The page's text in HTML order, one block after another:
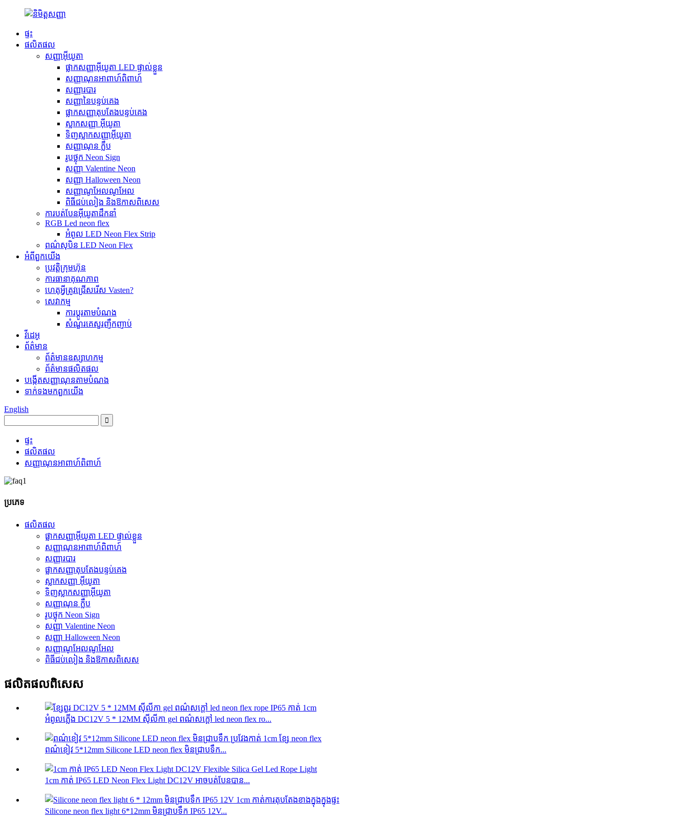
ផ្ទះ
ផលិតផល
សញ្ញាអ៊ីយូតា
ផ្លាកសញ្ញាអ៊ីយូតា LED ផ្ទាល់ខ្លួន
សញ្ញាណុនអាពាហ៍ពិពាហ៍
សញ្ញារបារ
សញ្ញានៃបន្ទប់គេង
ផ្លាកសញ្ញាតុបតែងបន្ទប់គេង
ស្លាកសញ្ញា អ៊ីយូតា
ទិញស្លាកសញ្ញាអ៊ីយូតា
សញ្ញាណុន ក្លឹប
រូបថ្លុក Neon Sign
សញ្ញា Valentine Neon
សញ្ញា Halloween Neon
សញ្ញាណូអែលណូអែល
ពិធីជប់លៀង និងឱកាសពិសេស
ការបត់បែនអ៊ីយូតាដឹកនាំ
RGB Led neon flex
អំពូល LED Neon Flex Strip
ពណ៌សុបិន LED Neon Flex
អំពី​ពួក​យើង
ប្រវត្តិ​ក្រុមហ៊ុន
ការធានា​គុណភាព
ហេតុអ្វីត្រូវជ្រើសរើស Vasten?
សេវាកម្ម
ការប្ដូរតាមបំណង
សំណួរគេសួរញឹកញាប់
វីដេអូ
ព័ត៌មាន
ព័ត៌មានឧស្សាហកម្ម
ព័ត៌មានផលិតផល
បង្កើតសញ្ញាណុនតាមបំណង
ទាក់ទង​មក​ពួក​យើង
English
ផ្ទះ
ផលិតផល
សញ្ញាណុនអាពាហ៍ពិពាហ៍
ប្រភេទ
ផលិតផល
ផ្លាកសញ្ញាអ៊ីយូតា LED ផ្ទាល់ខ្លួន
សញ្ញាណុនអាពាហ៍ពិពាហ៍
សញ្ញារបារ
ផ្លាកសញ្ញាតុបតែងបន្ទប់គេង
ស្លាកសញ្ញា អ៊ីយូតា
ទិញស្លាកសញ្ញាអ៊ីយូតា
សញ្ញាណុន ក្លឹប
រូបថ្លុក Neon Sign
សញ្ញា Valentine Neon
សញ្ញា Halloween Neon
សញ្ញាណូអែលណូអែល
ពិធីជប់លៀង និងឱកាសពិសេស
ផលិតផល​ពិសេស
អំពូលភ្លើង DC12V 5 * 12MM ស៊ីលីកា gel ពណ៌សក្តៅ led neon flex ro...
ពណ៌ខៀវ 5*12mm Silicone LED neon flex មិនជ្រាបទឹក...
1cm កាត់ IP65 LED Neon Flex Light DC12V អាចបត់បែនបាន...
Silicone neon flex light 6*12mm មិនជ្រាបទឹក IP65 12V...